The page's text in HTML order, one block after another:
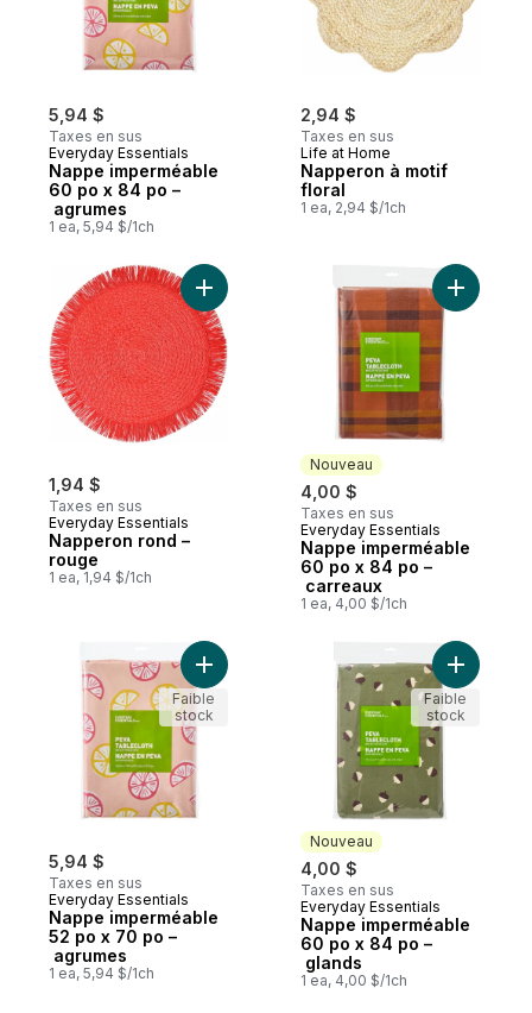
5,94 $
Taxes en sus
Everyday Essentials
Nappe imperméable
60 po x 84 po –
agrumes
1 ea, 5,94 $/1ch
2,94 $
Taxes en sus
Life at Home
Napperon à motif
floral
1 ea, 2,94 $/1ch
1,94 $
Taxes en sus
Everyday Essentials
Napperon rond –
rouge
1 ea, 1,94 $/1ch
Ajouter Napperon rond – rouge au panier
Nouveau
4,00 $
Taxes en sus
Nouveau
Everyday Essentials
Nappe imperméable
60 po x 84 po –
carreaux
1 ea, 4,00 $/1ch
Ajouter
5,94 $
Taxes en sus
Everyday Essentials
Nappe imperméable
52 po x 70 po –
agrumes
1 ea, 5,94 $/1ch
Ajouter Nappe imperméable 52 po x 70
Faible
stock
Nouveau
4,00 $
Taxes en sus
Nouveau
Everyday Essentials
Nappe imperméable
60 po x 84 po –
glands
1 ea, 4,00 $/1ch
Ajouter
Faible
stock